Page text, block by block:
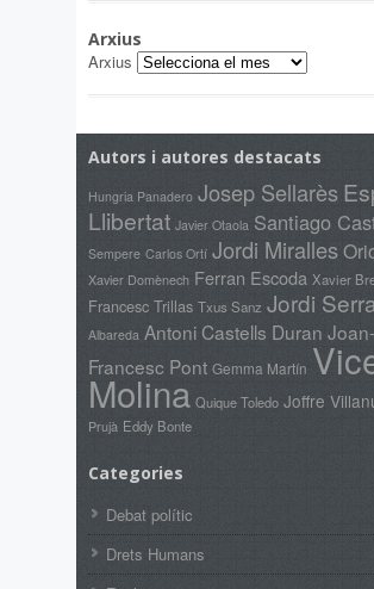
Arxius
Arxius
Autors i autores destacats
Hungria Panadero Josep Sellarès
Llibertat Javier Otaola Santiago
Sempere Carlos Ortí Jordi Miralles
Xavier Domènech Ferran Escoda Xavier
Francesc Trillas Txus Sanz Jordi
Albareda Antoni Castells Duran Joan-
Francesc Pont Gemma Martín
Molina Quique Toledo Joffre
Prujà Eddy Bonte
Categories
Debat polític
Drets Humans